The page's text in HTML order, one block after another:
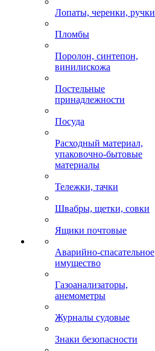
Лопаты, черенки, ручки
Пломбы
Поролон, синтепон,
винилискожа
Постельные
принадлежности
Посуда
Расходный материал,
упаковочно-бытовые
материалы
Тележки, тачки
Швабры, щетки, совки
Ящики почтовые
Аварийно-спасательное
имущество
Газоанализаторы,
анемометры
Журналы судовые
Знаки безопасности